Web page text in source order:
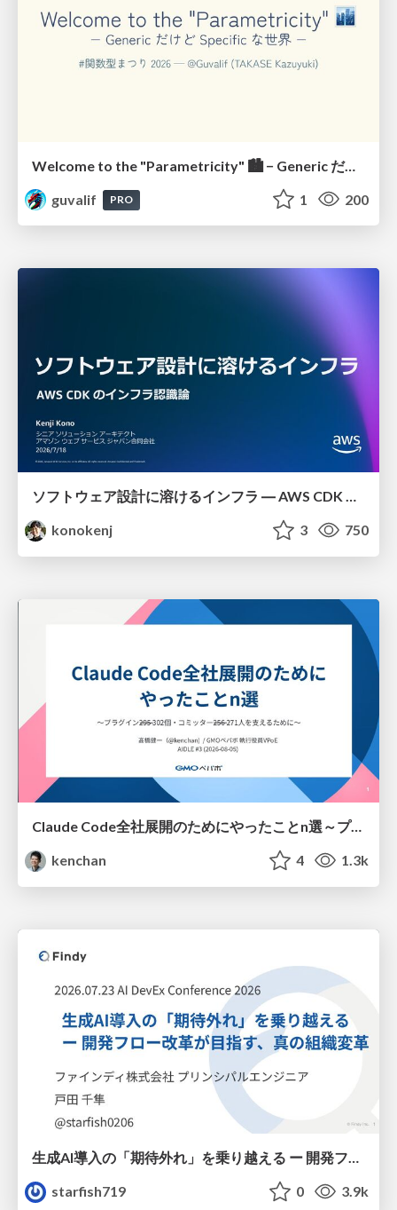
Welcome to the "Parametricity" 🏙️ − Generic だけど Specific な世界 −
guvalif
PRO 1 200
ソフトウェア設計に溶けるインフラ ― AWS CDK のインフラ認識論
konokenj
3 750
Claude Code全社展開のためにやったことn選～プラグイン302個・コミッター271人を支えるために～
kenchan
4 1.3k
starfish719
0 3.9k